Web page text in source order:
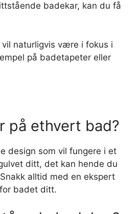
badekar, kan du få
naturligvis være i fokus i
på badetapeter eller
på ethvert bad?
design som vil fungere i et
ditt, det kan hende du
alltid med en ekspert
badet ditt.